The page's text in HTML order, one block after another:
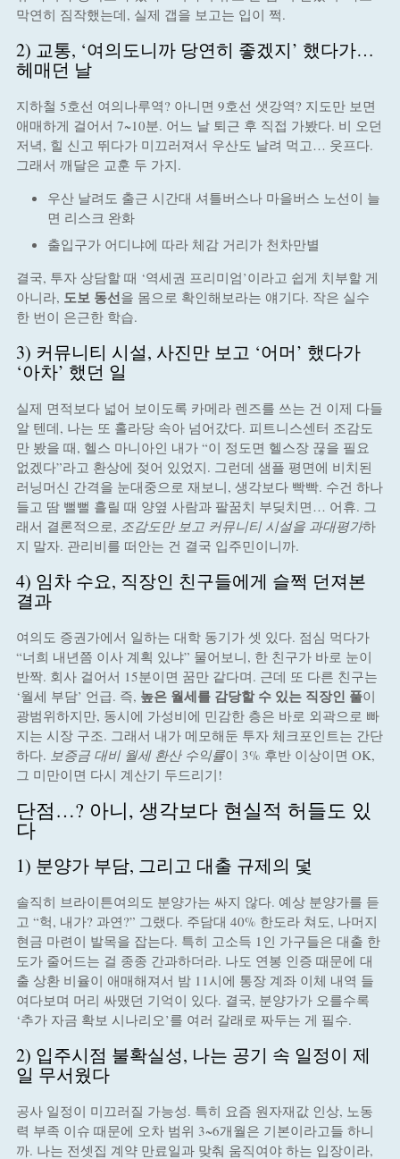
막연히 짐작했는데, 실제 갭을 보고는 입이 쩍.
2) 교통, ‘여의도니까 당연히 좋겠지’ 했다가…
헤매던 날
지하철 5호선 여의나루역? 아니면 9호선 샛강역? 지도만 보면
애매하게 걸어서 7~10분. 어느 날 퇴근 후 직접 가봤다. 비 오던
저녁, 힐 신고 뛰다가 미끄러져서 우산도 날려 먹고… 웃프다.
그래서 깨달은 교훈 두 가지.
우산 날려도 출근 시간대 셔틀버스나 마을버스 노선이 늘
면 리스크 완화
출입구가 어디냐에 따라 체감 거리가 천차만별
결국, 투자 상담할 때 ‘역세권 프리미엄’이라고 쉽게 치부할 게
아니라, 도보 동선을 몸으로 확인해보라는 얘기다. 작은 실수
한 번이 은근한 학습.
3) 커뮤니티 시설, 사진만 보고 ‘어머’ 했다가
‘아차’ 했던 일
실제 면적보다 넓어 보이도록 카메라 렌즈를 쓰는 건 이제 다들
알 텐데, 나는 또 홀라당 속아 넘어갔다. 피트니스센터 조감도
만 봤을 때, 헬스 마니아인 내가 “이 정도면 헬스장 끊을 필요
없겠다”라고 환상에 젖어 있었지. 그런데 샘플 평면에 비치된
러닝머신 간격을 눈대중으로 재보니, 생각보다 빡빡. 수건 하나
들고 땀 뻘뻘 흘릴 때 양옆 사람과 팔꿈치 부딪치면… 어휴. 그
래서 결론적으로, 조감도만 보고 커뮤니티 시설을 과대평가하
지 말자. 관리비를 떠안는 건 결국 입주민이니까.
4) 임차 수요, 직장인 친구들에게 슬쩍 던져본
결과
여의도 증권가에서 일하는 대학 동기가 셋 있다. 점심 먹다가
“너희 내년쯤 이사 계획 있냐” 물어보니, 한 친구가 바로 눈이
반짝. 회사 걸어서 15분이면 꿈만 같다며. 근데 또 다른 친구는
‘월세 부담’ 언급. 즉, 높은 월세를 감당할 수 있는 직장인 풀이
광범위하지만, 동시에 가성비에 민감한 층은 바로 외곽으로 빠
지는 시장 구조. 그래서 내가 메모해둔 투자 체크포인트는 간단
하다. 보증금 대비 월세 환산 수익률이 3% 후반 이상이면 OK,
그 미만이면 다시 계산기 두드리기!
단점…? 아니, 생각보다 현실적 허들도 있
다
1) 분양가 부담, 그리고 대출 규제의 덫
솔직히 브라이튼여의도 분양가는 싸지 않다. 예상 분양가를 듣
고 “헉, 내가? 과연?” 그랬다. 주담대 40% 한도라 쳐도, 나머지
현금 마련이 발목을 잡는다. 특히 고소득 1인 가구들은 대출 한
도가 줄어드는 걸 종종 간과하더라. 나도 연봉 인증 때문에 대
출 상환 비율이 애매해져서 밤 11시에 통장 계좌 이체 내역 들
여다보며 머리 싸맸던 기억이 있다. 결국, 분양가가 오를수록
‘추가 자금 확보 시나리오’를 여러 갈래로 짜두는 게 필수.
2) 입주시점 불확실성, 나는 공기 속 일정이 제
일 무서웠다
공사 일정이 미끄러질 가능성. 특히 요즘 원자재값 인상, 노동
력 부족 이슈 때문에 오차 범위 3~6개월은 기본이라고들 하니
까. 나는 전셋집 계약 만료일과 맞춰 움직여야 하는 입장이라,